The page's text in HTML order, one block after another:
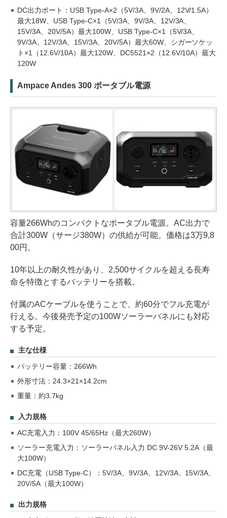
DC出力ポート：USB Type-A×2（5V/3A、9V/2A、12V/1.5A）
最大18W、USB Type-C×1（5V/3A、9V/3A、12V/3A、
15V/3A、20V/5A）最大100W、USB Type-C×1（5V/3A、
9V/3A、12V/3A、15V/3A、20V/5A）最大60W、シガーソケッ
ト×1（12.6V/10A）最大120W、DC5521×2（12.6V/10A）最大
120W
Ampace Andes 300 ポータブル電源
容量266Whのコンパクトなポータブル電源。AC出力で
合計300W（サージ380W）の供給が可能。価格は3万9,8
00円。
10年以上の耐久性があり、2,500サイクルを超える長寿
命を特徴とするバッテリーを搭載。
付属のACケーブルを使うことで、約60分でフル充電が
行える。今後発売予定の100Wソーラーパネルにも対応
する予定。
主な仕様
バッテリー容量：266Wh
外形寸法：24.3×21×14.2cm
重量：約3.7kg
入力規格
AC充電入力：100V 45/65Hz（最大260W）
ソーラー充電入力：ソーラーパネル入力 DC 9V-26V 5.2A（最
大100W）
DC充電（USB Type-C）：5V/3A、9V/3A、12V/3A、15V/3A、
20V/5A（最大100W）
出力規格